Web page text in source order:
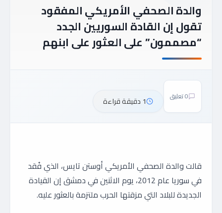
والدة الصحفي الأمريكي المفقود
تقول إن القادة السوريين الجدد
“مصممون” على العثور على ابنهم
0 تعليق 1 دقيقة قراءة
قالت والدة الصحفي الأمريكي أوستن تايس، الذي فُقد
في سوريا عام 2012، يوم الاثنين في دمشق إن القيادة
الجديدة للبلاد التي مزقتها الحرب ملتزمة بالعثور عليه.